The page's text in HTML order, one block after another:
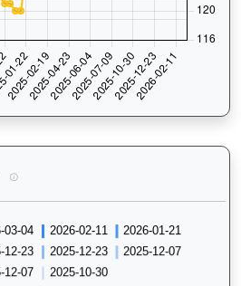
運來伍寶（J153）— 過往走位記錄圖